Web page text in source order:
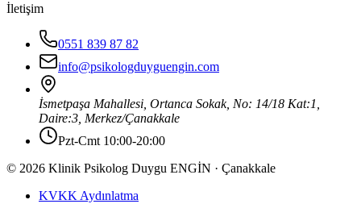
İletişim
0551 839 87 82
info@psikologduyguengin.com
İsmetpaşa Mahallesi, Ortanca Sokak, No: 14/18 Kat:1,
Daire:3 Merkez/Çanakkale
Pzt-Cmt 10:00-20:00
© 2026 Klinik Psikolog Duygu ENGİN · Çanakkale
KVKK Aydınlatma